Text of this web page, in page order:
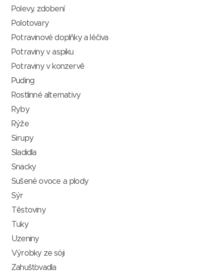
Polevy, zdobení
Polotovary
Potravinové doplňky a léčiva
Potraviny v aspiku
Potraviny v konzervě
Puding
Rostlinné alternativy
Ryby
Rýže
Sirupy
Sladidla
Snacky
Sušené ovoce a plody
Sýr
Těstoviny
Tuky
Uzeniny
Výrobky ze sóji
Zahušťovadla